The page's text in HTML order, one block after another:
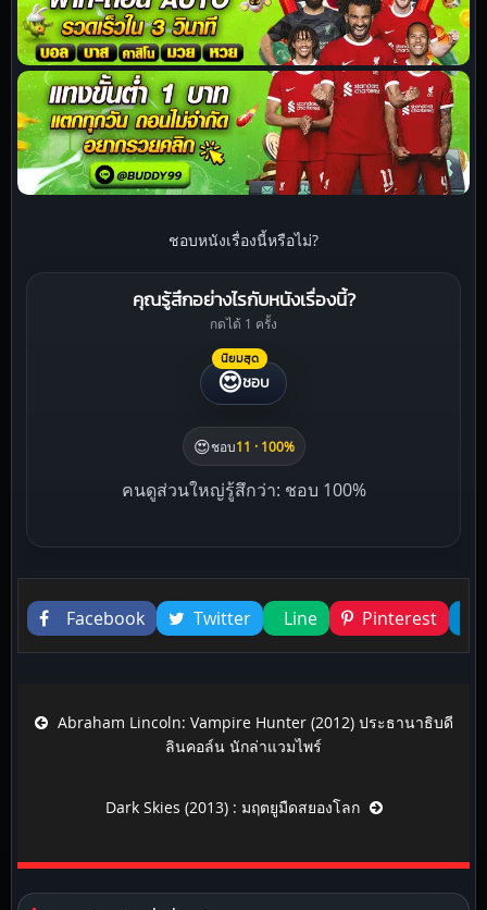
ชอบหนังเรื่องนี้หรือไม่?
คุณรู้สึกอย่างไรกับหนังเรื่องนี้?
กดได้ 1 ครั้ง
นิยมสุด
😍ชอบ
😍ชอบ11 · 100%
คนดูส่วนใหญ่รู้สึกว่า: ชอบ 100%
Liked this
Facebook
Twitter Line Pinterest
Post navigation
Abraham Lincoln: Vampire Hunter (2012) ประธานาธิบดี
ลินคอล์น นักล่าแวมไพร์
Dark Skies (2013) : มฤตยูมืดสยองโลก